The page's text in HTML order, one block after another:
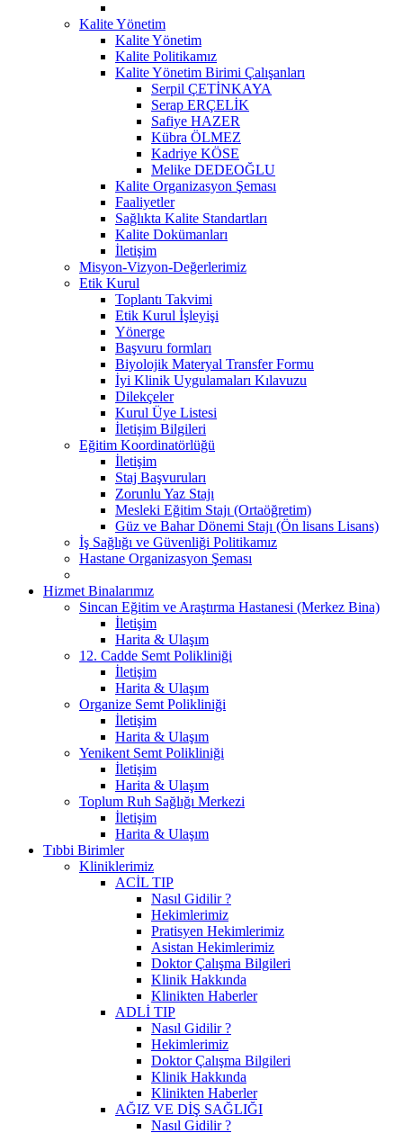
Kalite Yönetim
Kalite Yönetim
Kalite Politikamız
Kalite Yönetim Birimi Çalışanları
Serpil ÇETİNKAYA
Serap ERÇELİK
Safiye HAZER
Kübra ÖLMEZ
Kadriye KÖSE
Melike DEDEOĞLU
Kalite Organizasyon Şeması
Faaliyetler
Sağlıkta Kalite Standartları
Kalite Dokümanları
İletişim
Misyon-Vizyon-Değerlerimiz
Etik Kurul
Toplantı Takvimi
Etik Kurul İşleyişi
Yönerge
Başvuru formları
Biyolojik Materyal Transfer Formu
İyi Klinik Uygulamaları Kılavuzu
Dilekçeler
Kurul Üye Listesi
İletişim Bilgileri
Eğitim Koordinatörlüğü
İletişim
Staj Başvuruları
Zorunlu Yaz Stajı
Mesleki Eğitim Stajı (Ortaöğretim)
Güz ve Bahar Dönemi Stajı (Ön lisans Lisans)
İş Sağlığı ve Güvenliği Politikamız
Hastane Organizasyon Şeması
Hizmet Binalarımız
Sincan Eğitim ve Araştırma Hastanesi (Merkez Bina)
İletişim
Harita & Ulaşım
12. Cadde Semt Polikliniği
İletişim
Harita & Ulaşım
Organize Semt Polikliniği
İletişim
Harita & Ulaşım
Yenikent Semt Polikliniği
İletişim
Harita & Ulaşım
Toplum Ruh Sağlığı Merkezi
İletişim
Harita & Ulaşım
Tıbbi Birimler
Kliniklerimiz
ACİL TIP
Nasıl Gidilir ?
Hekimlerimiz
Pratisyen Hekimlerimiz
Asistan Hekimlerimiz
Doktor Çalışma Bilgileri
Klinik Hakkında
Klinikten Haberler
ADLİ TIP
Nasıl Gidilir ?
Hekimlerimiz
Doktor Çalışma Bilgileri
Klinik Hakkında
Klinikten Haberler
AĞIZ VE DİŞ SAĞLIĞI
Nasıl Gidilir ?